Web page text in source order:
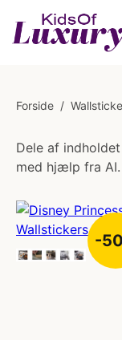
Forside /
Dele af
med hjælp fra AI.
-